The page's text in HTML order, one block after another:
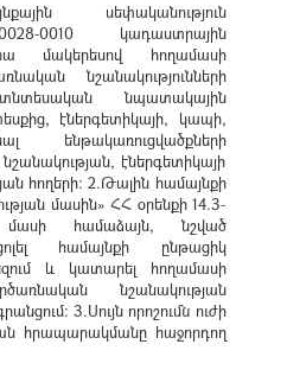
սեփականություն
0010 կադաստրային
մակերեսով հողամասի
նշանակությունների
նպատակային
էներգետիկայի, կապի,
ենթակառուցվածքների
էներգետիկայի
հողերի: 2.Թալին համայնքի
մասին» ՀՀ օրենքի 14.3-
համաձայն, նշված
համայնքի ընթացիկ
և կատարել հողամասի
նշանակության
3.Սույն որոշումն ուժի
հրապարակմանը հաջորդող